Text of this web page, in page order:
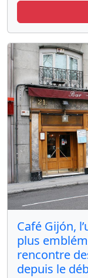
Café Gijón,
plus
rencontre
depuis le